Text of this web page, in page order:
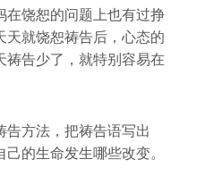
在饶恕的问题上也有过挣
天就饶恕祷告后，心态的
祷告少了，就特别容易在
告方法，把祷告语写出
的生命发生哪些改变。